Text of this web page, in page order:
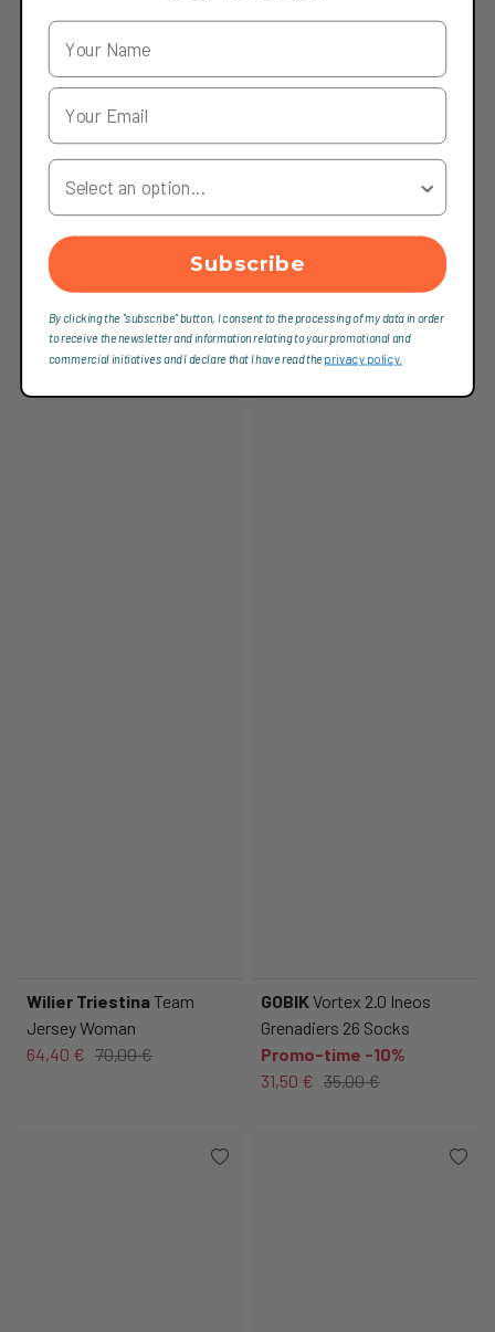
Wilier TriestinaTeam
Jersey Woman
64,40 € 70,00 €
GOBIKVortex 2.0 Ineos
Grenadiers 26 Socks
Promo-time -10%
31,50 € 35,00 €
Your Country
Subscribe
By clicking the "subscribe" button, I consent to the processing of my data in order
to receive the newsletter and information relating to your promotional and
commercial initiatives and I declare that I have read theprivacy policy.